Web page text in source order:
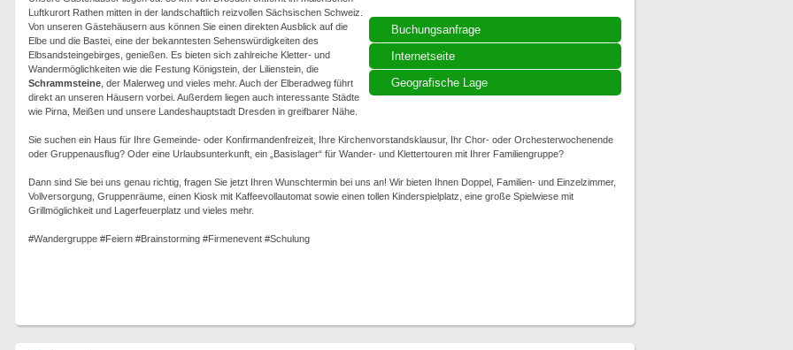
Buchungsanfrage
Internetseite
Geografische Lage
Luftkurort Rathen mitten in der landschaftlich reizvollen Sächsischen Schweiz.
Von unseren Gästehäusern aus können Sie einen direkten Ausblick auf die
Elbe und die Bastei, eine der bekanntesten Sehenswürdigkeiten des
Elbsandsteingebirges, genießen. Es bieten sich zahlreiche Kletter- und
Wandermöglichkeiten wie die Festung Königstein, der Lilienstein, die
Schrammsteine, der Malerweg und vieles mehr. Auch der Elberadweg führt
direkt an unseren Häusern vorbei. Außerdem liegen auch interessante Städte
wie Pirna, Meißen und unsere Landeshauptstadt Dresden in greifbarer Nähe.
Sie suchen ein Haus für Ihre Gemeinde- oder Konfirmandenfreizeit, Ihre Kirchenvorstandsklausur, Ihr Chor- oder Orchesterwochenende
oder Gruppenausflug? Oder eine Urlaubsunterkunft, ein „Basislager“ für Wander- und Klettertouren mit Ihrer Familiengruppe?
Dann sind Sie bei uns genau richtig, fragen Sie jetzt Ihren Wunschtermin bei uns an! Wir bieten Ihnen Doppel, Familien- und Einzelzimmer,
Vollversorgung, Gruppenräume, einen Kiosk mit Kaffeevollautomat sowie einen tollen Kinderspielplatz, eine große Spielwiese mit
Grillmöglichkeit und Lagerfeuerplatz und vieles mehr.
#Wandergruppe #Feiern #Brainstorming #Firmenevent #Schulung